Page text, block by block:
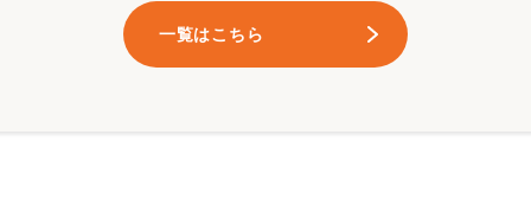
一覧はこちら